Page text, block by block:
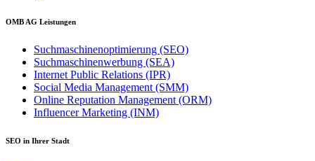
OMB AG Leistungen
Suchmaschinenoptimierung (SEO)
Suchmaschinenwerbung (SEA)
Internet Public Relations (IPR)
Social Media Management (SMM)
Online Reputation Management (ORM)
Influencer Marketing (INM)
SEO in Ihrer Stadt